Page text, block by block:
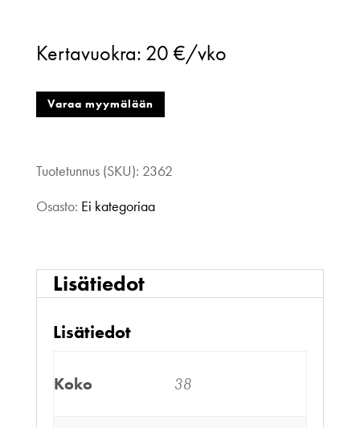
värikäs
38
Kertavuokra: 20 €/vko
Varaa myymälään
Tuotetunnus (SKU): 2362
Osasto: Ei kategoriaa
Lisätiedot
Lisätiedot
Koko 38